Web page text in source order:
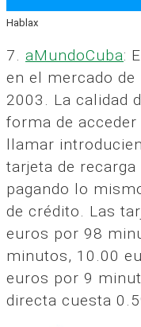
Hablax
7. aMundoCuba:
en el mercado de
2003. La calidad
forma de
llamar
tarjeta de recarga
pagando lo
de crédito. Las
euros por 98
minutos, 10.00
euros por 9
directa cuesta